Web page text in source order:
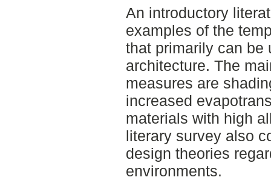
An introductory
examples of the
that primarily can be
architecture. The
measures are
increased
materials with high
literary survey also
design theories
environments.